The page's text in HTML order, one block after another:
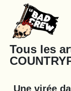
Le
Bad
Tous les
Une virée